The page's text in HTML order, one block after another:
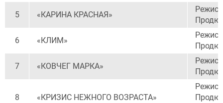
5 «КАРИНА КРАСНАЯ»
6 «КЛИМ»
7 «КОВЧЕГ МАРКА»
8 «КРИЗИС НЕЖНОГО ВОЗРАСТА»